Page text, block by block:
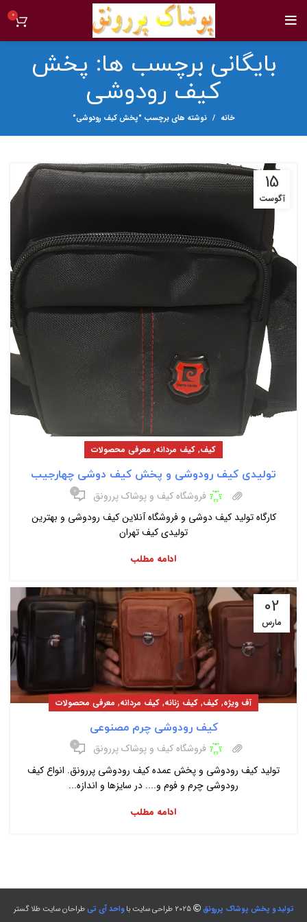
0
بایگانی برچسب ها: پخش
کیف رودوشی
خانه نوشته های برچسب "پخش کیف رودوشی"
15
آگوست
کیف, کیف مردانه, معرفی محصولات
تولیدی کیف رودوشی و پخش کیف دوشی چهارجیب
فروشگاه کیف و پوشاک پررونق ۰
کارگاه تولید کیف دوشی و فروشگاه آنلاین کیف رودوشی و بهترین
تولیدی کیف تهران
ادامه مطلب
02
مارس
آف ویژه, کیف, کیف زنانه, کیف مردانه, معرفی محصولات
کیف رودوشی چرم مصنوعی
فروشگاه کیف و پوشاک پررونق ۰
تولید کیف رودوشی و پخش عمده کیف رودوشی پررونق. انواع کیف
رودوشی چرم و فوم و.... در سایزها و اندازه...
ادامه مطلب
تولید و پخش پوشاک پررونق 2025 طراحی سایت با واحد آی تیطراحان سایت طلا گستر